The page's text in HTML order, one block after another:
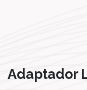
Adaptador